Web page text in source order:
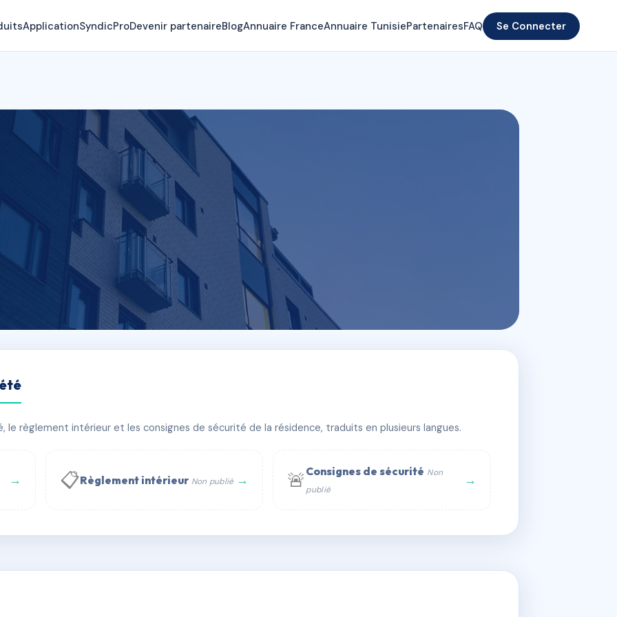
ApplicationSyndicProDevenir partenaireBlogAnnuaire FranceAnnuaire TunisiePartenairesFAQ Se Connecter
WhatsApp
règlement intérieur et les consignes de sécurité de la résidence, traduits en plusieurs langues.
→ 📋Règlement intérieur Non publié → 🚨 Consignes de sécurité Non
publié
→
AD5599550 🇫🇷